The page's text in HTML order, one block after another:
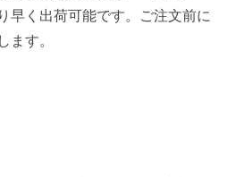
早く出荷可能です。ご注文前に
ます。